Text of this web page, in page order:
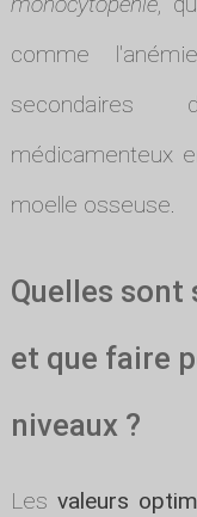
comme
secondaires
médicamenteux
moelle osseuse.
Quelles sont
et que faire
niveaux ?
Les valeurs